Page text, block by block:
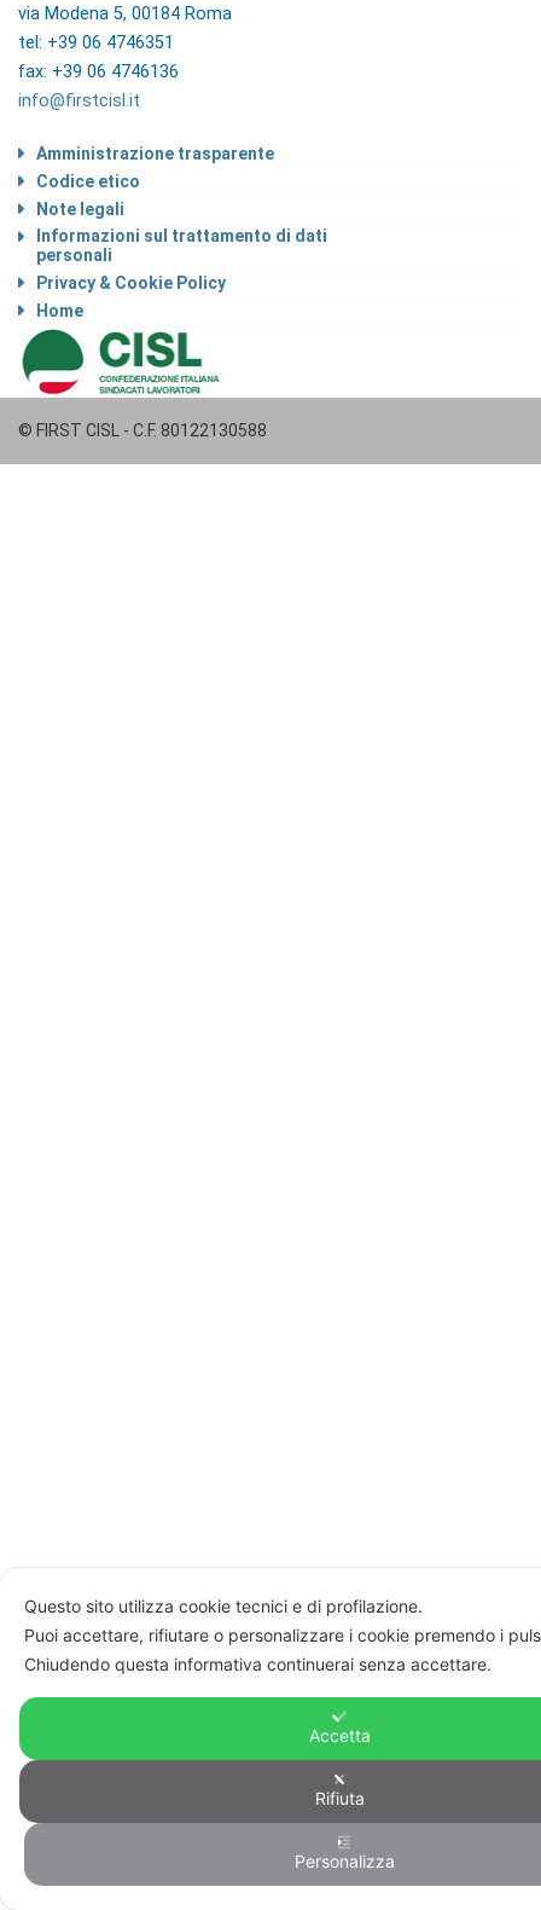
via Modena 5, 00184 Roma
tel: +39 06 4746351
fax: +39 06 4746136
info@firstcisl.it
Amministrazione trasparente
Codice etico
Note legali
Informazioni sul trattamento di dati
personali
Privacy & Cookie Policy
Home
© FIRST CISL - C.F. 80122130588
Questo sito utilizza cookie tecnici e di profilazione.
Puoi accettare, rifiutare o personalizzare i cookie premendo i
Chiudendo questa informativa continuerai senza accettare.
Accetta
Rifiuta
Personalizza